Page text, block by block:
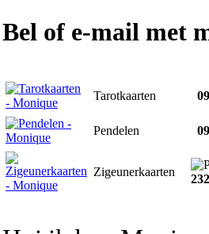
Bel of e-mail met
Tarotkaarten
Pendelen
Zigeunerkaarten